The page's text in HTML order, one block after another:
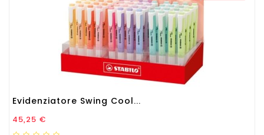
Evidenziatore Swing Cool...
Prezzo
45,25 €